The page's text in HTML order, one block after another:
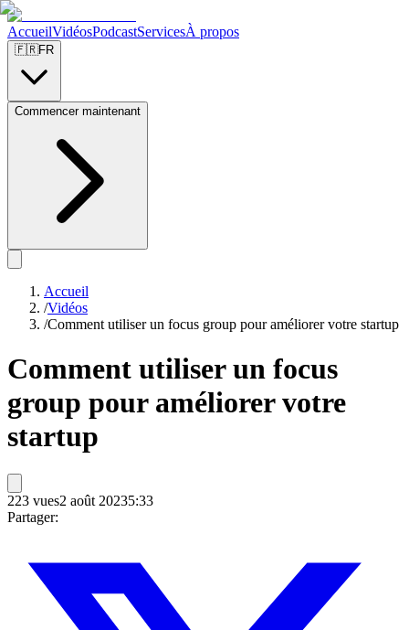
AccueilVidéosPodcastServicesÀ propos
🇫🇷FR
Commencer maintenant
Accueil
/Vidéos
/Comment utiliser un focus group pour améliorer votre startup
Comment utiliser un focus
group pour améliorer votre
startup
223 vues2 août 20235:33
Partager: